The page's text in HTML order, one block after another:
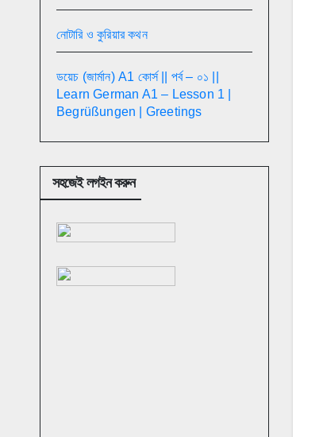
নোটারি ও কুরিয়ার কথন
ডয়েচ (জার্মান) A1 কোর্স || পর্ব – ০১ ||
Learn German A1 – Lesson 1 |
Begrüßungen | Greetings
সহজেই লগইন করুন